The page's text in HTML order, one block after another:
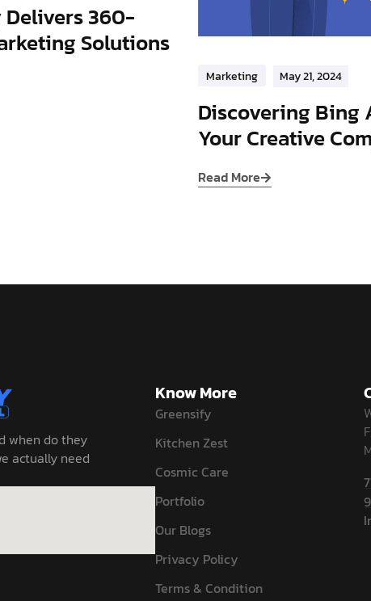
Delivers 360-
Solutions
Marketing May 21, 2024
Discovering Bing
Your Creative
Read More
when do they
actually need
Know More
Greensify
Kitchen Zest
Cosmic Care
Portfolio
Our Blogs
Privacy Policy
Terms & Condition